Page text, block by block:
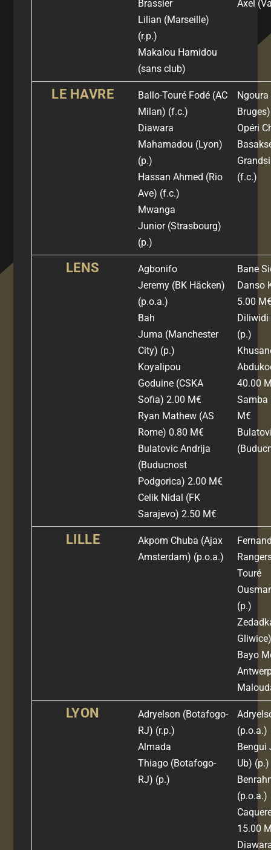
Brassier
Lilian (Marseille)
(r.p.)
Makalou Hamidou
(sans club)
Axel
LE HAVRE Ballo-Touré Fodé (AC
Milan) (f.c.)
Diawara
Mahamadou (Lyon)
(p.)
Hassan Ahmed (Rio
Ave) (f.c.)
Mwanga
Junior (Strasbourg)
(p.)
Opéri
(f.c.)
LENS
Agbonifo
Jeremy (BK Häcken)
(p.o.a.)
Bah
Juma (Manchester
City) (p.)
Koyalipou
Goduine (CSKA
Sofia) 2.00 M€
Ryan Mathew (AS
Rome) 0.80 M€
Bulatovic Andrija
(Buducnost
Podgorica) 2.00 M€
Celik Nidal (FK
Sarajevo) 2.50 M€
Bane
Danso
5.00
(p.)
40.00
Samba
M€
LILLE Akpom Chuba (Ajax
Amsterdam) (p.o.a.)
Touré
(p.)
Bayo
LYON Adryelson (Botafogo-
RJ) (r.p.)
Almada
Thiago (Botafogo-
RJ) (p.)
(p.o.a.)
Ub) (p.)
(p.o.a.)
15.00